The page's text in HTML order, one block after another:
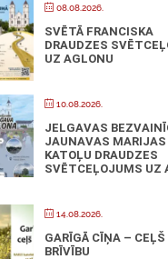
08.08.2026.
SVĒTĀ FRANCISKA
DRAUDZES
UZ AGLONU
10.08.2026.
JELGAVAS
JAUNAVAS MARIJAS
KATOĻU DRAUDZES
SVĒTCEĻOJUMS UZ
14.08.2026.
GARĪGĀ CĪŅA – CEĻŠ
BRĪVĪBU